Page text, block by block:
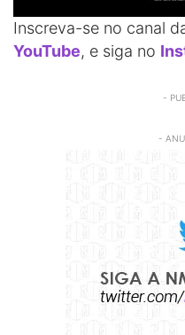
Inscreva-se no canal
YouTube, e siga no
-
-